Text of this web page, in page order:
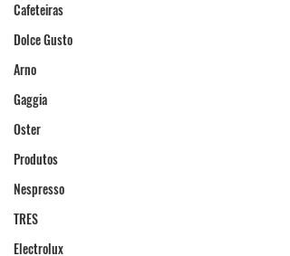
Cafeteiras
Dolce Gusto
Arno
Gaggia
Oster
Produtos
Nespresso
TRES
Electrolux